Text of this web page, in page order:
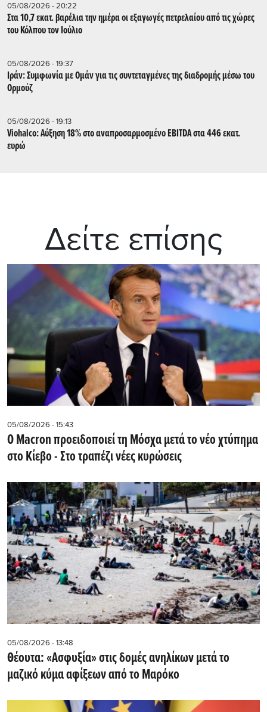
05/08/2026 - 20:22
Στα 10,7 εκατ. βαρέλια την ημέρα οι εξαγωγές πετρελαίου από τις χώρες
του Κόλπου τον Ιούλιο
05/08/2026 - 19:37
Ιράν: Συμφωνία με Ομάν για τις συντεταγμένες της διαδρομής μέσω του
Ορμούζ
05/08/2026 - 19:13
Viohalco: Αύξηση 18% στο αναπροσαρμοσμένο EBITDA στα 446 εκατ.
ευρώ
Δείτε επίσης
05/08/2026 - 15:43
Ο Macron προειδοποιεί τη Μόσχα μετά το νέο χτύπημα
στο Κίεβο - Στο τραπέζι νέες κυρώσεις
05/08/2026 - 13:48
Θέουτα: «Ασφυξία» στις δομές ανηλίκων μετά το
μαζικό κύμα αφίξεων από το Μαρόκο